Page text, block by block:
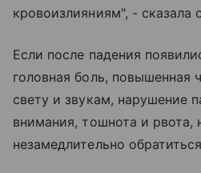
кровоизлияниям", - сказала
Если после падения
головная боль, повышенная
свету и звукам, нарушение
внимания, тошнота и рвота,
незамедлительно